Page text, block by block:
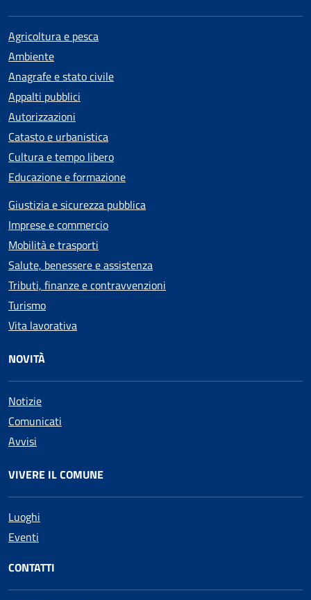
Agricoltura e pesca
Ambiente
Anagrafe e stato civile
Appalti pubblici
Autorizzazioni
Catasto e urbanistica
Cultura e tempo libero
Educazione e formazione
Giustizia e sicurezza pubblica
Imprese e commercio
Mobilità e trasporti
Salute, benessere e assistenza
Tributi, finanze e contravvenzioni
Turismo
Vita lavorativa
NOVITÀ
Notizie
Comunicati
Avvisi
VIVERE IL COMUNE
Luoghi
Eventi
CONTATTI